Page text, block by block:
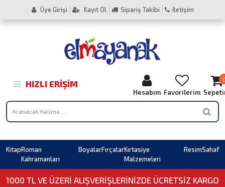
Üye Girişi Kayıt Ol Sipariş Takibi İletişim
HIZLI ERIŞIM
Hesabım Favorilerim
KitapRoman
Kahramanları
BoyalarFırçalarKırtasiye
Malzemeleri
ResimSahaf
1000 TL VE ÜZERI ALIŞVERIŞLERINIZDE ÜCRETSİZ KARGO